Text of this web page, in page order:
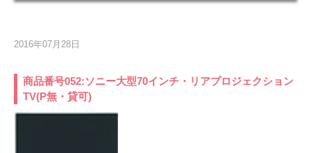
2016年07月28日
商品番号052:ソニー大型70インチ・リアプロジェクション
TV(P無・貸可)